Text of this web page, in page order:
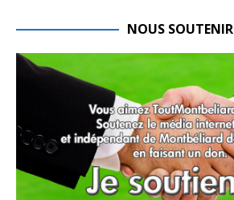
NOUS SOUTENIR